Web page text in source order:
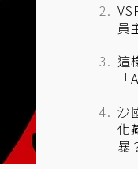
員
這
沙
化
暴